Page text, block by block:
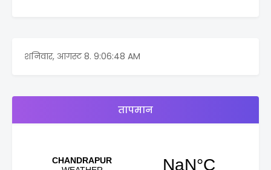
शनिवार, आगस्ट 8. 9:06:48 AM
तापमान